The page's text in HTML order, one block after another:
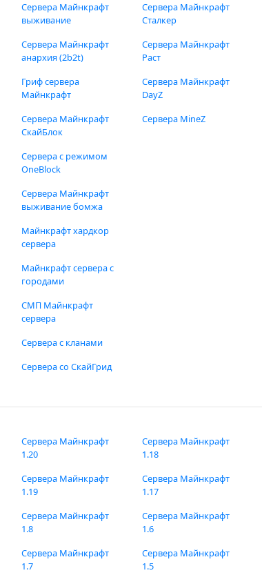
Сервера Майнкрафт
выживание
Сервера Майнкрафт
анархия (2b2t)
Гриф сервера
Майнкрафт
Сервера Майнкрафт
СкайБлок
Сервера с режимом
OneBlock
Сервера Майнкрафт
выживание бомжа
Майнкрафт хардкор
сервера
Майнкрафт сервера с
городами
СМП Майнкрафт
сервера
Сервера с кланами
Сервера со СкайГрид
Сервера Майнкрафт
Сталкер
Сервера Майнкрафт
Раст
Сервера Майнкрафт
DayZ
Сервера MineZ
Сервера Майнкрафт
1.20
Сервера Майнкрафт
1.19
Сервера Майнкрафт
1.18
Сервера Майнкрафт
1.17
Сервера Майнкрафт
1.8
Сервера Майнкрафт
1.7
Сервера Майнкрафт
1.6
Сервера Майнкрафт
1.5